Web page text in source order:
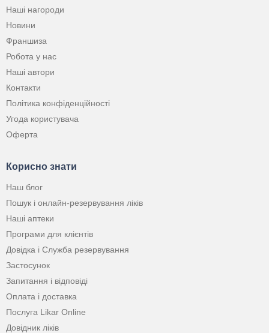
Наші нагороди
Новини
Франшиза
Робота у нас
Наші автори
Контакти
Політика конфіденційності
Угода користувача
Оферта
Корисно знати
Наш блог
Пошук і онлайн-резервування ліків
Наші аптеки
Програми для клієнтів
Довідка і Служба резервування
Застосунок
Запитання і відповіді
Оплата і доставка
Послуга Likar Online
Довідник ліків